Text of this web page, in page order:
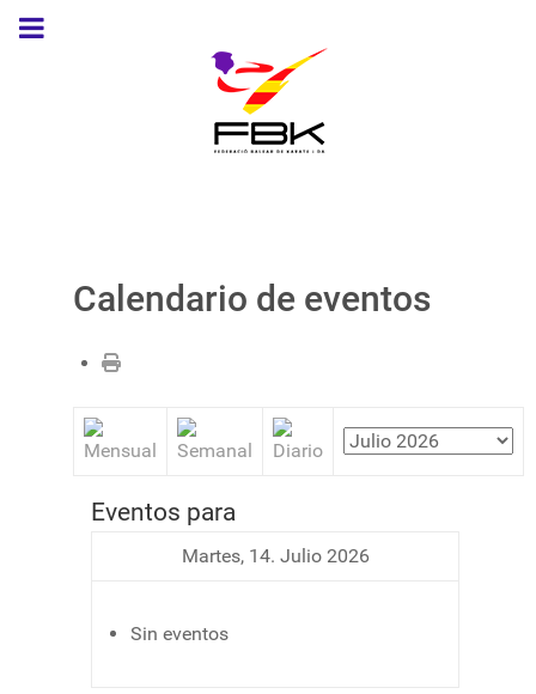
Calendario de eventos
Eventos para
Martes, 14. Julio 2026
Sin eventos